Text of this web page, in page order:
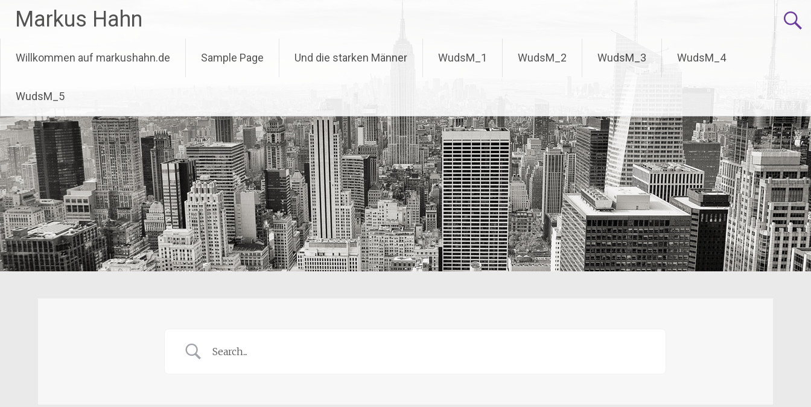
Inhalt
springen
Markus Hahn
Willkommen auf markushahn.de Sample Page Und die starken Männer WudsM_1 WudsM_2 WudsM_3 WudsM_4
WudsM_5